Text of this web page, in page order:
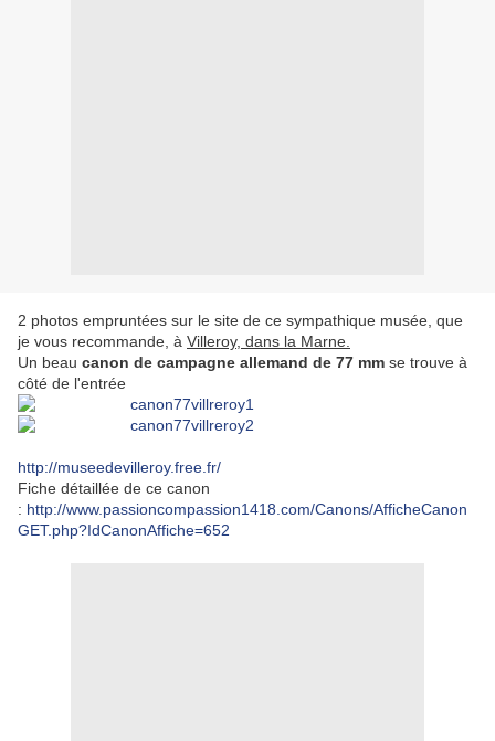
2 photos empruntées sur le site de ce sympathique musée, que
je vous recommande, à Villeroy, dans la Marne.
Un beau canon de campagne allemand de 77 mm se trouve à
côté de l'entrée
http://museedevilleroy.free.fr/
Fiche détaillée de ce canon
: http://www.passioncompassion1418.com/Canons/AfficheCanon
GET.php?IdCanonAffiche=652